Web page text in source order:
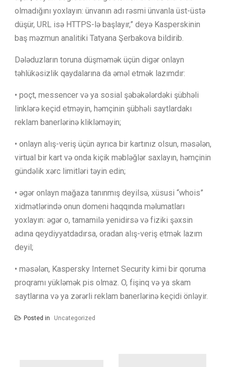
olmadığını yoxlayın: ünvanın adı rəsmi ünvanla üst-üstə
düşür, URL isə HTTPS-lə başlayır,” deyə Kasperskinin
baş məzmun analitiki Tatyana Şerbakova bildirib.
Dələduzların toruna düşməmək üçün digər onlayn
təhlükəsizlik qaydalarına da əməl etmək lazımdır:
• poçt, messencer və ya sosial şəbəkələrdəki şübhəli
linklərə keçid etməyin, həmçinin şübhəli saytlardakı
reklam banerlərinə klikləməyin;
• onlayn alış-veriş üçün ayrıca bir kartınız olsun, məsələn,
virtual bir kart və onda kiçik məbləğlər saxlayın, həmçinin
gündəlik xərc limitləri təyin edin;
• əgər onlayn mağaza tanınmış deyilsə, xüsusi “whois”
xidmətlərində onun domeni haqqında məlumatları
yoxlayın: əgər o, tamamilə yenidirsə və fiziki şəxsin
adına qeydiyyatdadırsa, oradan alış-veriş etmək lazım
deyil;
• məsələn, Kaspersky Internet Security kimi bir qoruma
proqramı yükləmək pis olmaz. O, fişinq və ya skam
saytlarına və ya zərərli reklam banerlərinə keçidi önləyir.
Posted in Uncategorized